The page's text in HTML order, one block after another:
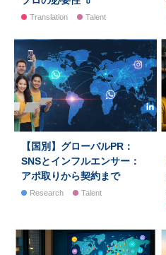
Translation Talent
【国別】グローバルPR：
SNSとインフルエンサー：
アポ取りから契約まで
Research Talent